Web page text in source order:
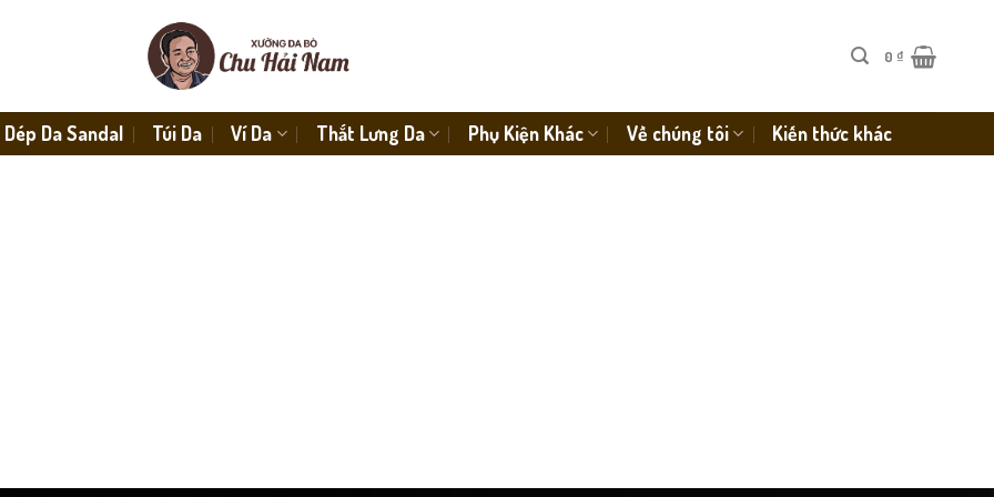
0 ₫
Dép Da Sandal Túi Da Ví Da Thắt Lưng Da Phụ Kiện Khác Về chúng tôi Kiến thức khác